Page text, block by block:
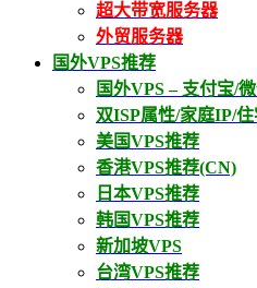
超大带宽服务器
外贸服务器
国外VPS推荐
国外VPS – 支付宝/
双ISP属性/家庭IP/
美国VPS推荐
香港VPS推荐(CN)
日本VPS推荐
韩国VPS推荐
新加坡VPS
台湾VPS推荐